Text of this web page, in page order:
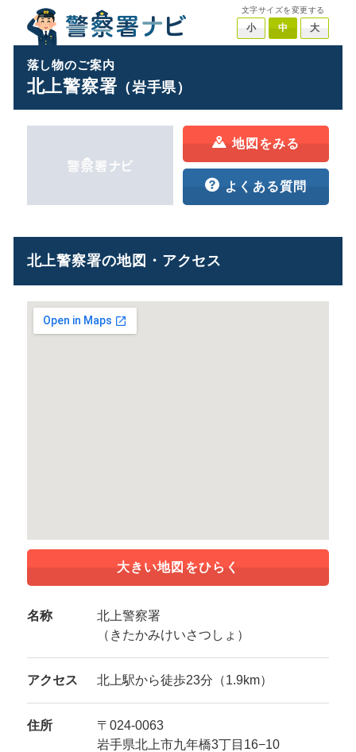
文字サイズを変更する
小 中 大
落し物のご案内
北上警察署（岩手県）
地図をみる
よくある質問
北上警察署の地図・アクセス
大きい地図をひらく
名称
北上警察署
（きたかみけいさつしょ）
アクセス 北上駅から徒歩23分（1.9km）
住所
〒024-0063
岩手県北上市九年橋3丁目16−10